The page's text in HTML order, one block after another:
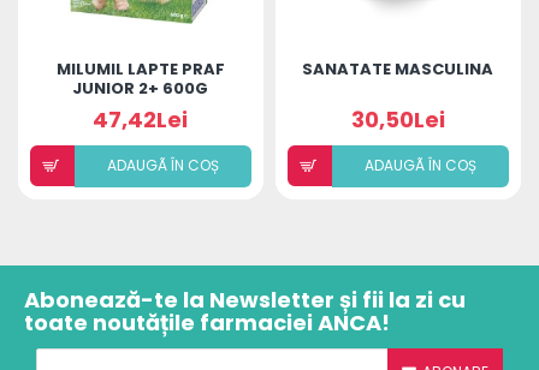
MILUMIL LAPTE PRAF
JUNIOR 2+ 600G
47,42Lei
ADAUGÃ ÎN COȘ
SANATATE MASCULINA
30,50Lei
ADAUGÃ ÎN COȘ
Abonează-te la Newsletter și fii la zi cu
toate noutățile farmaciei ANCA!